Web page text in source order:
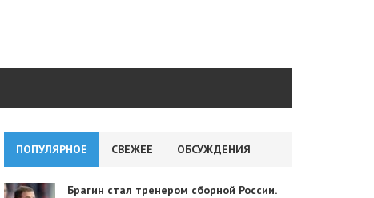
ПОПУЛЯРНОЕ СВЕЖЕЕ ОБСУЖДЕНИЯ
Брагин стал тренером сборной России.